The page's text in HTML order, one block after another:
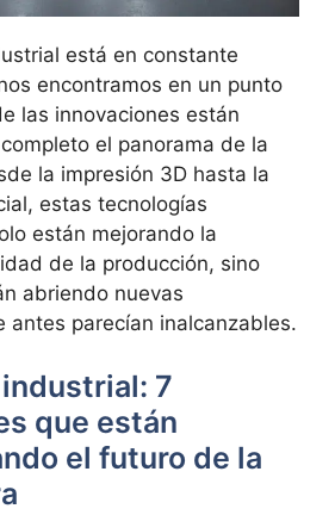
está en constante
encontramos en un punto
las innovaciones están
el panorama de la
la impresión 3D hasta la
estas tecnologías
están mejorando la
de la producción, sino
abriendo nuevas
antes parecían inalcanzables.
7
que están
el futuro de la